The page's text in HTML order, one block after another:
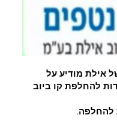
אילת מודיע על
להחלפת קו ביוב
להחלפה.